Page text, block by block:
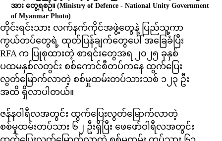
အား တွေ့ရစဉ်။(Ministry of Defence - National Unity Government
of Myanmar Photo)
တိုင်းရင်းသား လက်နက်ကိုင်အဖွဲ့တွေနဲ့ ပြည်သူ့ကာ
ကွယ်တပ်တွေရဲ့ ထုတ်ပြန်ချက်တွေပေါ် အခြေခံပြီး
RFA က ပြုစုထားတဲ့ စာရင်းတွေအရ ၂၀၂၅ ခုနှစ်
ပထမနှစ်လတွင်း စစ်ကောင်စီတပ်ကနေ ထွက်ပြေး
လွတ်မြောက်လာတဲ့ စစ်မှုထမ်းတပ်သားသစ် ၁၂၃ ဦး
အထိ ရှိလာပါတယ်။
ဇန်နဝါရီလအတွင်း ထွက်ပြေးလွတ်မြောက်လာတဲ့
စစ်မှုထမ်းတပ်သား ၆၂ ဦးရှိပြီး ဖေဖော်ဝါရီလအတွင်း